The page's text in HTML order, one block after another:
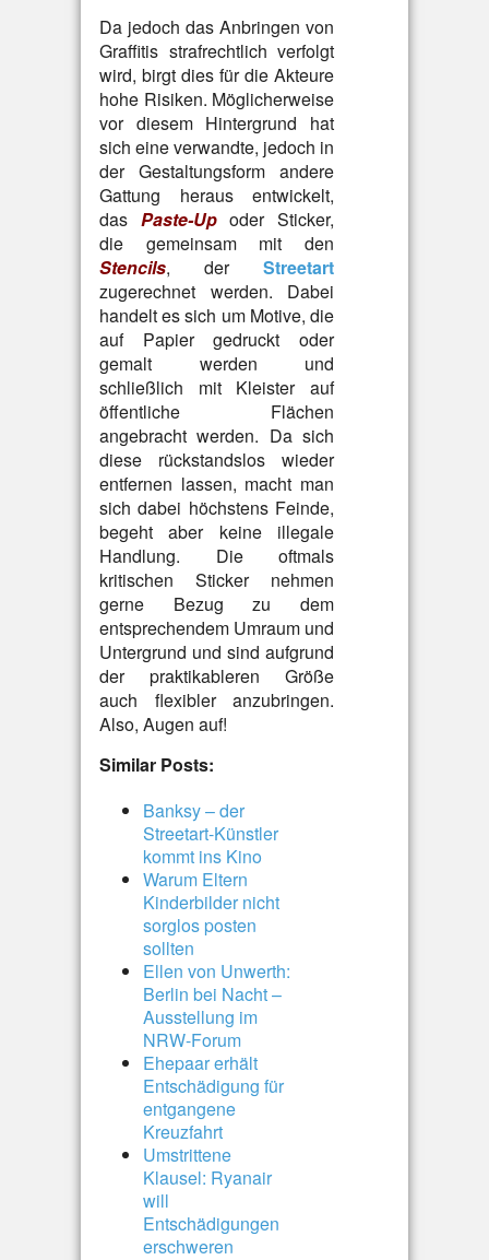
Da jedoch das Anbringen von
Graffitis strafrechtlich verfolgt
wird, birgt dies für die Akteure
hohe Risiken. Möglicherweise
vor diesem Hintergrund hat
sich eine verwandte, jedoch in
der Gestaltungsform andere
Gattung heraus entwickelt,
das Paste-Upoder Sticker,
die gemeinsam mit den
Stencils, der Streetart
zugerechnet werden. Dabei
handelt es sich um Motive, die
auf Papier gedruckt oder
gemalt werden und
schließlich mit Kleister auf
öffentliche Flächen
angebracht werden. Da sich
diese rückstandslos wieder
entfernen lassen, macht man
sich dabei höchstens Feinde,
begeht aber keine illegale
Handlung. Die oftmals
kritischen Sticker nehmen
gerne Bezug zu dem
entsprechendem Umraum und
Untergrund und sind aufgrund
der praktikableren Größe
auch flexibler anzubringen.
Also, Augen auf!
Similar Posts:
Banksy – der
Streetart-Künstler
kommt ins Kino
Warum Eltern
Kinderbilder nicht
sorglos posten
sollten
Ellen von Unwerth:
Berlin bei Nacht –
Ausstellung im
NRW-Forum
Ehepaar erhält
Entschädigung für
entgangene
Kreuzfahrt
Umstrittene
Klausel: Ryanair
will
Entschädigungen
erschweren